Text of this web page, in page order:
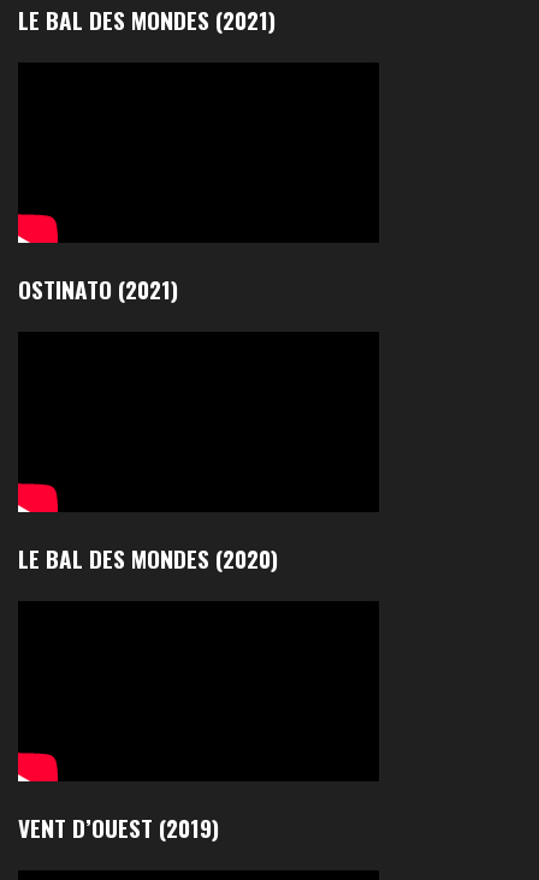
LE BAL DES MONDES (2021)
OSTINATO (2021)
LE BAL DES MONDES (2020)
VENT D’OUEST (2019)